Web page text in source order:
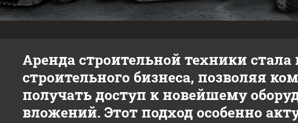
Аренда строительной техники
строительного бизнеса, позволяя
получать доступ к новейшему
вложений. Этот подход особенно